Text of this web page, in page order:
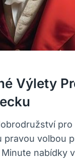
Výlety
pravou volbou
nabídky